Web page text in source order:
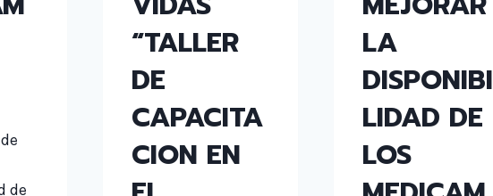
de
“TALLER
DE
CAPACITA
CION EN
LA
DISPONIBI
LIDAD DE
LOS